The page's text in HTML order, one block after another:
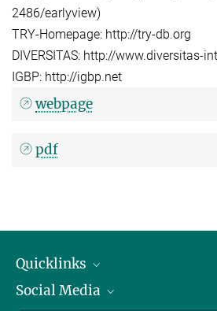
2486/earlyview)
TRY-Homepage: http://try-db.org
DIVERSITAS: http://www.diversitas-
IGBP: http://igbp.net
webpage
pdf
Quicklinks
IMPRS Graduiertenschule
Social Media